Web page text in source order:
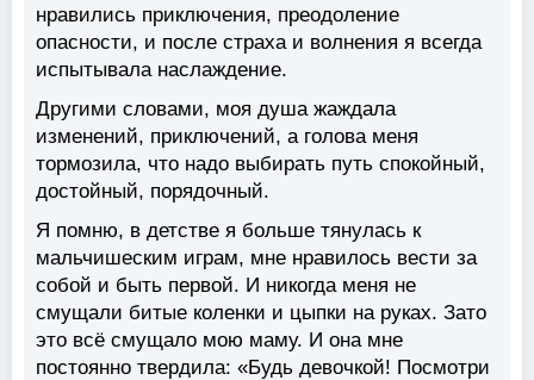
нравились приключения, преодоление
опасности, и после страха и волнения я всегда
испытывала наслаждение.
Другими словами, моя душа жаждала
изменений, приключений, а голова меня
тормозила, что надо выбирать путь спокойный,
достойный, порядочный.
Я помню, в детстве я больше тянулась к
мальчишеским играм, мне нравилось вести за
собой и быть первой. И никогда меня не
смущали битые коленки и цыпки на руках. Зато
это всё смущало мою маму. И она мне
постоянно твердила: «Будь девочкой! Посмотри